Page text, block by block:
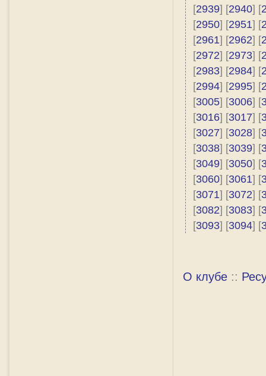
[2939] [2940] [
[2950] [2951] [
[2961] [2962] [
[2972] [2973] [
[2983] [2984] [
[2994] [2995] [
[3005] [3006] [
[3016] [3017] [
[3027] [3028] [
[3038] [3039] [
[3049] [3050] [
[3060] [3061] [
[3071] [3072] [
[3082] [3083] [
[3093] [3094] [
О клубе ::